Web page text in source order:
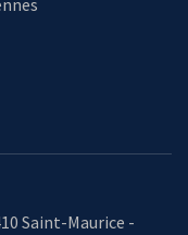
Saint-Maurice -